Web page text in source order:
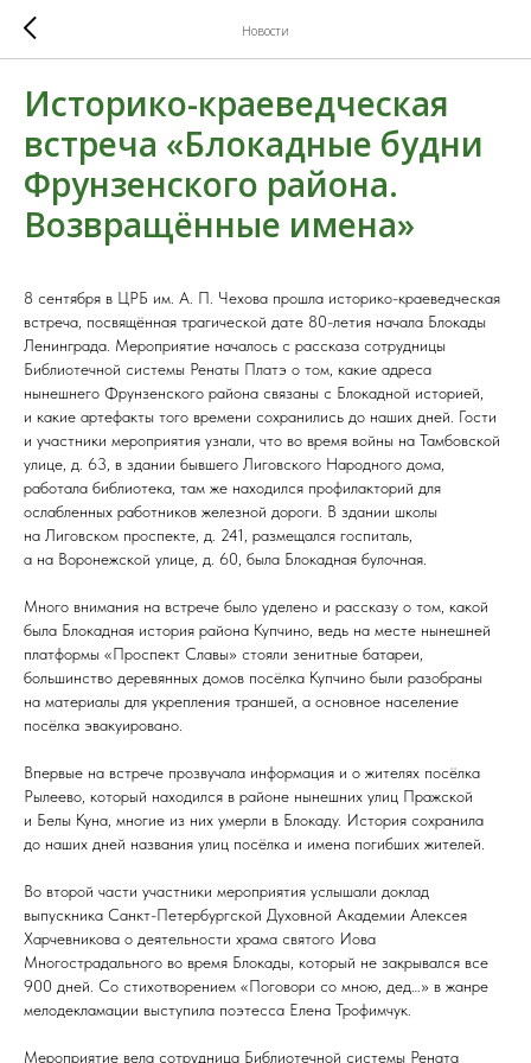
Новости
Историко-краеведческая
встреча «Блокадные будни
Фрунзенского района.
Возвращённые имена»
8 сентября в ЦРБ им. А. П. Чехова прошла историко-краеведческая
встреча, посвящённая трагической дате 80-летия начала Блокады
Ленинграда. Мероприятие началось с рассказа сотрудницы
Библиотечной системы Ренаты Платэ о том, какие адреса
нынешнего Фрунзенского района связаны с Блокадной историей,
и какие артефакты того времени сохранились до наших дней. Гости
и участники мероприятия узнали, что во время войны на Тамбовской
улице, д. 63, в здании бывшего Лиговского Народного дома,
работала библиотека, там же находился профилакторий для
ослабленных работников железной дороги. В здании школы
на Лиговском проспекте, д. 241, размещался госпиталь,
а на Воронежской улице, д. 60, была Блокадная булочная.
Много внимания на встрече было уделено и рассказу о том, какой
была Блокадная история района Купчино, ведь на месте нынешней
платформы «Проспект Славы» стояли зенитные батареи,
большинство деревянных домов посёлка Купчино были разобраны
на материалы для укрепления траншей, а основное население
посёлка эвакуировано.
Впервые на встрече прозвучала информация и о жителях посёлка
Рылеево, который находился в районе нынешних улиц Пражской
и Белы Куна, многие из них умерли в Блокаду. История сохранила
до наших дней названия улиц посёлка и имена погибших жителей.
Во второй части участники мероприятия услышали доклад
выпускника Санкт-Петербургской Духовной Академии Алексея
Харчевникова о деятельности храма святого Иова
Многострадального во время Блокады, который не закрывался все
900 дней. Со стихотворением «Поговори со мною, дед…» в жанре
мелодекламации выступила поэтесса Елена Трофимчук.
Мероприятие вела сотрудница Библиотечной системы Рената